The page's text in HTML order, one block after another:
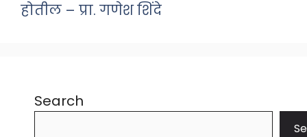
होतील – प्रा. गणेश शिंदे
Search